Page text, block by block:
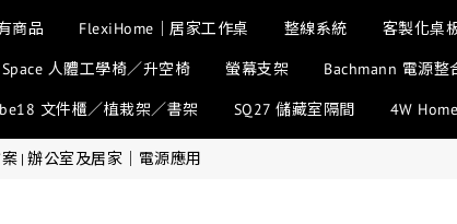
商品 FlexiHome｜居家工作桌 整線系統 客製化桌
人體工學椅／升空椅 螢幕支架 Bachmann 電源整
文件櫃／植栽架／書架 SQ27 儲藏室隔間 4W
| 辦公室及居家│電源應用